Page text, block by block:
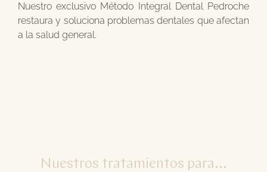
Nuestro exclusivo Método Integral Dental Pedroche
restaura y soluciona problemas dentales que afectan
a la salud general.
Nuestros tratamientos para...